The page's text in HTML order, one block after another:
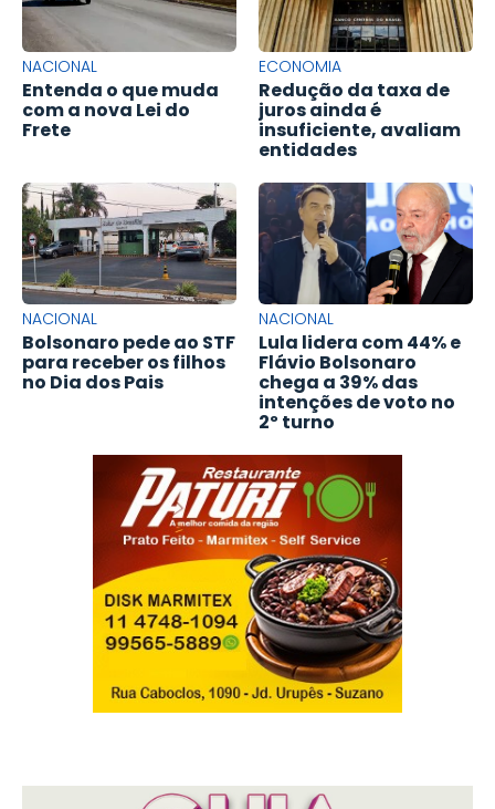
NACIONAL
Entenda o que muda
com a nova Lei do
Frete
ECONOMIA
Redução da taxa de
juros ainda é
insuficiente, avaliam
entidades
NACIONAL
Bolsonaro pede ao STF
para receber os filhos
no Dia dos Pais
NACIONAL
Lula lidera com 44% e
Flávio Bolsonaro
chega a 39% das
intenções de voto no
2º turno